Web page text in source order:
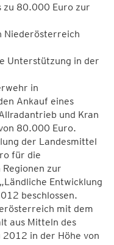
zu 80.000 Euro zur
Niederösterreich
Unterstützung in der
in
Ankauf eines
und Kran
80.000 Euro.
der Landesmittel
für die
zur
Entwicklung
beschlossen.
mit dem
aus Mitteln des
in der Höhe von